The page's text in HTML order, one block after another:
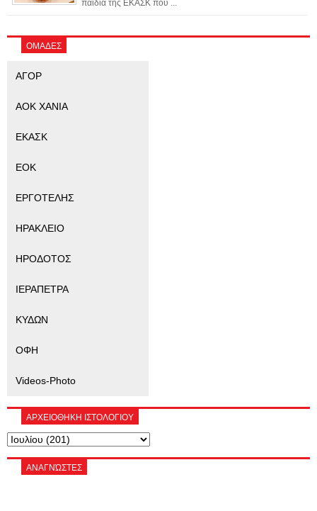
παιδιά της ΕΚΑΣΚ που ...
ΟΜΑΔΕΣ
ΑΓΟΡ
ΑΟΚ ΧΑΝΙΑ
ΕΚΑΣΚ
ΕΟΚ
ΕΡΓΟΤΕΛΗΣ
ΗΡΑΚΛΕΙΟ
ΗΡΟΔΟΤΟΣ
ΙΕΡΑΠΕΤΡΑ
ΚΥΔΩΝ
ΟΦΗ
Videos-Photo
ΑΡΧΕΙΟΘΗΚΗ ΙΣΤΟΛΟΓΙΟΥ
ΑΝΑΓΝΏΣΤΕΣ